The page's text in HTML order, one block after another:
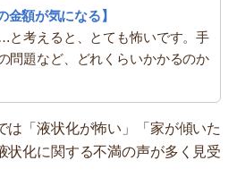
金額が気になる】
と考えると、とても怖いです。手
問題など、どれくらいかかるのか
は「液状化が怖い」「家が傾いた
状化に関する不満の声が多く見受